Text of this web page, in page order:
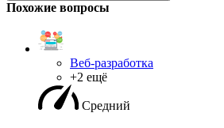
Похожие вопросы
Веб-разработка
+2 ещё
Средний